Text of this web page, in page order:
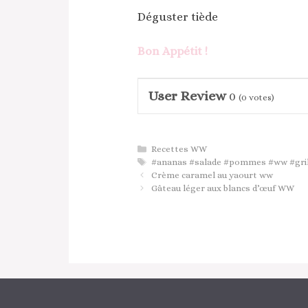
Déguster tiède
Bon Appétit !
User Review 0 (0 votes)
Catégories
Recettes WW
Étiquettes
#ananas #salade #pommes #ww
Crème caramel au yaourt ww
Gâteau léger aux blancs d’œuf WW